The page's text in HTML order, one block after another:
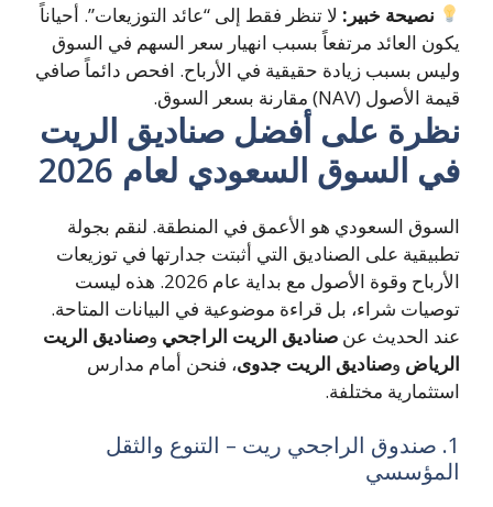
نصيحة خبير: لا تنظر فقط إلى “عائد التوزيعات”. أحياناً
يكون العائد مرتفعاً بسبب انهيار سعر السهم في السوق
وليس بسبب زيادة حقيقية في الأرباح. افحص دائماً صافي
قيمة الأصول (NAV) مقارنة بسعر السوق.
نظرة على أفضل صناديق الريت
في السوق السعودي لعام 2026
السوق السعودي هو الأعمق في المنطقة. لنقم بجولة
تطبيقية على الصناديق التي أثبتت جدارتها في توزيعات
الأرباح وقوة الأصول مع بداية عام 2026. هذه ليست
توصيات شراء، بل قراءة موضوعية في البيانات المتاحة.
عند الحديث عن صناديق الريت الراجحي وصناديق الريت
الرياض وصناديق الريت جدوى، فنحن أمام مدارس
استثمارية مختلفة.
1. صندوق الراجحي ريت – التنوع والثقل
المؤسسي